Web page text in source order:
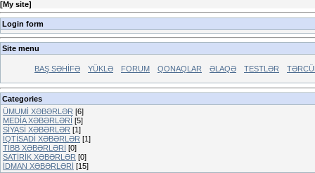
[My site]
Login form
Site menu
BAŞ SƏHİFƏ YÜKLƏ FORUM QONAQLAR ƏLAQƏ TESTLƏR
Categories
ÜMUMİ XƏBƏRLƏR [6]
MEDİA XƏBƏRLƏRİ [5]
SİYASİ XƏBƏRLƏR [1]
İQTİSADİ XƏBƏRLƏR [1]
TİBB XƏBƏRLƏRİ [0]
SATİRİK XƏBƏRLƏR [0]
İDMAN XƏBƏRLƏRİ [15]